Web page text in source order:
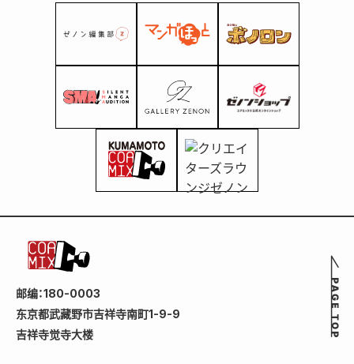
邮编：180-0003
东京都武藏野市吉祥寺南町1-9-9
吉祥寺觉寺大楼